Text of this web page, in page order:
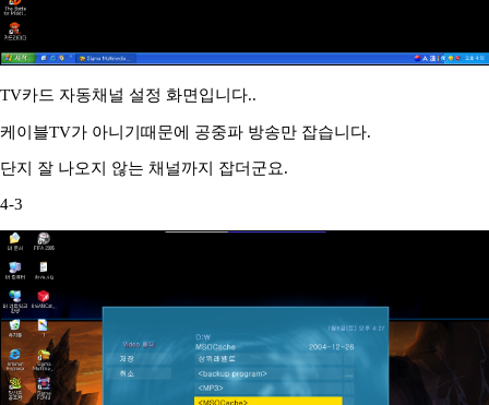
TV카드 자동채널 설정 화면입니다..
케이블TV가 아니기때문에 공중파 방송만 잡습니다.
단지 잘 나오지 않는 채널까지 잡더군요.
4-3